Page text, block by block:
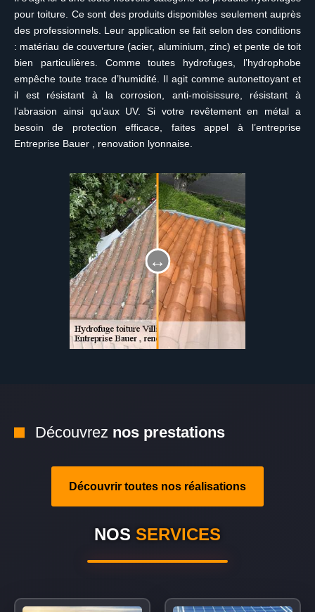
pour toiture. Ce sont des produits disponibles seulement auprès
des professionnels. Leur application se fait selon des conditions
: matériau de couverture (acier, aluminium, zinc) et pente de toit
bien particulières. Comme toutes hydrofuges, l’hydrophobe
empêche toute trace d’humidité. Il agit comme autonettoyant et
il est résistant à la corrosion, anti-moisissure, résistant à
l’abrasion ainsi qu’aux UV. Si votre revêtement en métal a
besoin de protection efficace, faites appel à l’entreprise
Entreprise Bauer , renovation lyonnaise.
Découvrez nos prestations
Découvrir toutes nos réalisations
NOS SERVICES